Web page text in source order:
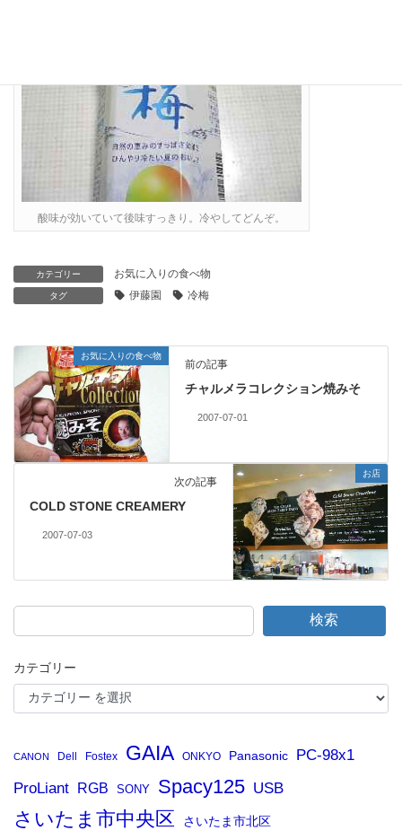
酸味が効いていて後味すっきり。冷やしてどんぞ。
カテゴリー お気に入りの食べ物
タグ 伊藤園 冷梅
お気に入りの食べ物
前の記事
チャルメラコレクション焼みそ
2007-07-01
お店
次の記事
COLD STONE CREAMERY
2007-07-03
検索
カテゴリー
CANON Dell Fostex GAIA ONKYO Panasonic PC-98x1
ProLiant RGB SONY Spacy125 USB
さいたま市中央区 さいたま市北区